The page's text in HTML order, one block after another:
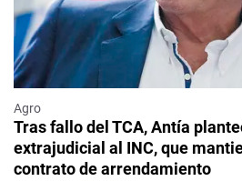
Agro
Tras fallo del TCA, Antía
extrajudicial al INC, que
contrato de arrendamiento